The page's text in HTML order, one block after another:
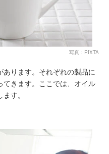
写真：PIXTA
ります。それぞれの製品に
てきます。ここでは、オイル
す。